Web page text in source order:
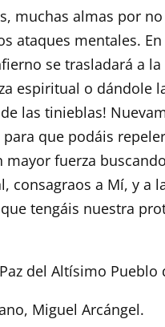
muchas almas por
ataques mentales.
se trasladará a
espiritual o dándole
las tinieblas!
que podáis
mayor fuerza
consagraos a Mí, y a
tengáis nuestra
del Altísimo Pueblo
Miguel Arcángel.